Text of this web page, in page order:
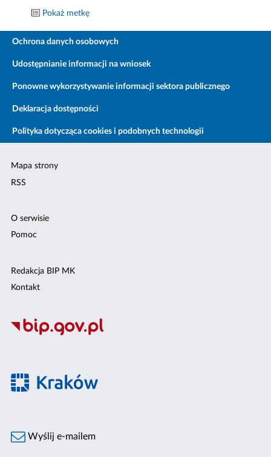
Pokaż metkę
Ochrona danych osobowych
Udostępnianie informacji na wniosek
Ponowne wykorzystywanie informacji sektora publicznego
Deklaracja dostępności
Polityka dotycząca cookies i podobnych technologii
Mapa strony
RSS
O serwisie
Pomoc
Redakcja BIP MK
Kontakt
Wyślij e-mailem